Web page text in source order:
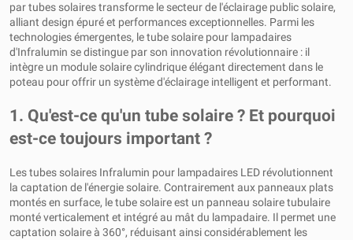
par tubes solaires transforme le secteur de l'éclairage public solaire,
alliant design épuré et performances exceptionnelles. Parmi les
technologies émergentes, le tube solaire pour lampadaires
d'Infralumin se distingue par son innovation révolutionnaire : il
intègre un module solaire cylindrique élégant directement dans le
poteau pour offrir un système d'éclairage intelligent et performant.
1. Qu'est-ce qu'un tube solaire ? Et pourquoi
est-ce toujours important ?
Les tubes solaires Infralumin pour lampadaires LED révolutionnent
la captation de l'énergie solaire. Contrairement aux panneaux plats
montés en surface, le tube solaire est un panneau solaire tubulaire
monté verticalement et intégré au mât du lampadaire. Il permet une
captation solaire à 360°, réduisant ainsi considérablement les